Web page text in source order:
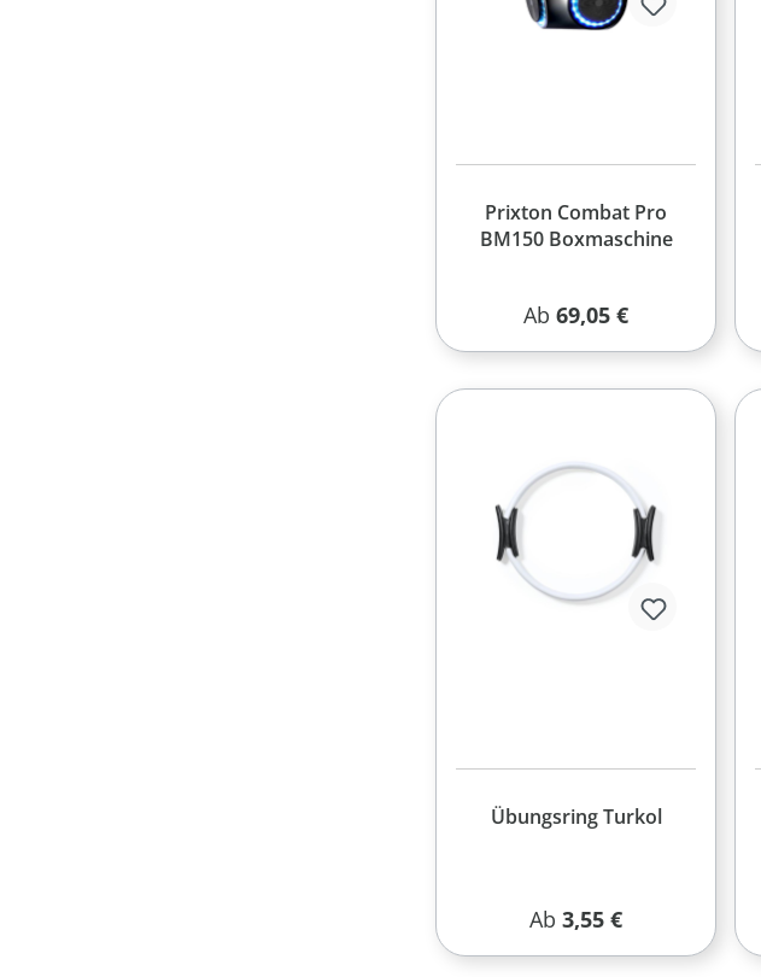
Prixton Combat Pro
BM150 Boxmaschine
Regulärer Preis:
Ab69,05 €
Übungsring Turkol
Regulärer Preis:
Ab3,55 €